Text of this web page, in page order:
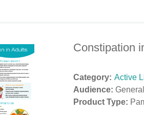
Constipation
Category: Active
Audience:
Product Type: